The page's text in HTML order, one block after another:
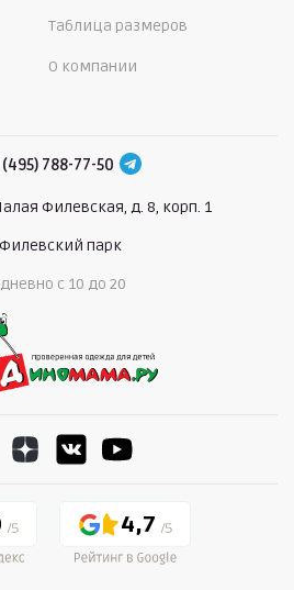
Таблица размеров
О компании
788-77-50
Филевская, д. 8, корп. 1
Филевский парк
c 10 до 20
4,7